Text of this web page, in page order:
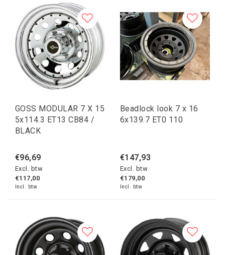
GOSS MODULAR 7 X 15
5x114.3 ET13 CB84 /
BLACK
€96,69
Excl. btw
€117,00
Incl. btw
Beadlock look 7 x 16
6x139.7 ET0 110
€147,93
Excl. btw
€179,00
Incl. btw